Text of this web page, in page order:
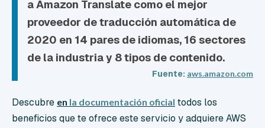
a Amazon Translate como el mejor
proveedor de traducción automática de
2020 en 14 pares de idiomas, 16 sectores
de la industria y 8 tipos de contenido.
Fuente: aws.amazon.com
Descubre en la documentación oficial todos los
beneficios que te ofrece este servicio y adquiere AWS